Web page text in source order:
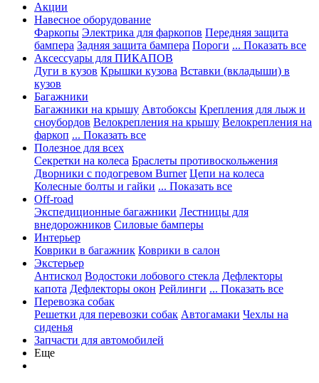
Акции
Навесное оборудование
Фаркопы Электрика для фаркопов Передняя защита
бампера Задняя защита бампера Пороги ... Показать все
Аксессуары для ПИКАПОВ
Дуги в кузов Крышки кузова Вставки (вкладыши) в
кузов
Багажники
Багажники на крышу Автобоксы Крепления для лыж и
сноубордов Велокрепления на крышу Велокрепления на
фаркоп ... Показать все
Полезное для всех
Секретки на колеса Браслеты противоскольжения
Дворники с подогревом Burner Цепи на колеса
Колесные болты и гайки ... Показать все
Off-road
Экспедиционные багажники Лестницы для
внедорожников Силовые бамперы
Интерьер
Коврики в багажник Коврики в салон
Экстерьер
Антискол Водостоки лобового стекла Дефлекторы
капота Дефлекторы окон Рейлинги ... Показать все
Перевозка собак
Решетки для перевозки собак Автогамаки Чехлы на
сиденья
Запчасти для автомобилей
Еще